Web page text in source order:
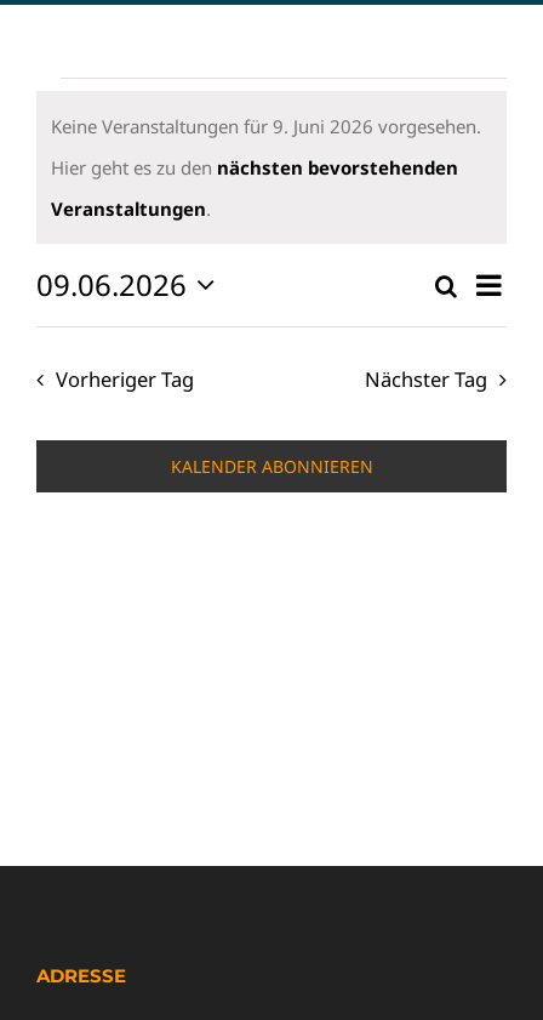
für
9.
Juni
Hinweis
Keine Veranstaltungen für 9. Juni 2026 vorgesehen.
Hier geht es zu den nächsten bevorstehenden
Veranstaltungen.
Suche
und
Suche
Tag
09.06.2026
Datum
Vorheriger Tag Nächster Tag
KALENDER ABONNIEREN
ADRESSE